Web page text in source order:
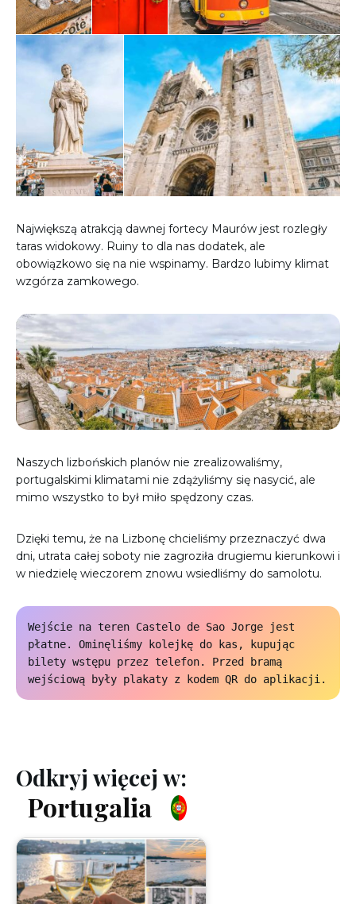
Największą atrakcją dawnej fortecy Maurów jest rozległy
taras widokowy. Ruiny to dla nas dodatek, ale
obowiązkowo się na nie wspinamy. Bardzo lubimy klimat
wzgórza zamkowego.
Naszych lizbońskich planów nie zrealizowaliśmy,
portugalskimi klimatami nie zdążyliśmy się nasycić, ale
mimo wszystko to był miło spędzony czas.
Dzięki temu, że na Lizbonę chcieliśmy przeznaczyć dwa
dni, utrata całej soboty nie zagroziła drugiemu kierunkowi i
w niedzielę wieczorem znowu wsiedliśmy do samolotu.
Wejście na teren Castelo de Sao Jorge jest
płatne. Ominęliśmy kolejkę do kas, kupując
bilety wstępu przez telefon. Przed bramą
wejściową były plakaty z kodem QR do aplikacji.
Odkryj więcej w:
Portugalia